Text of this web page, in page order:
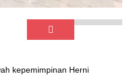
kepemimpinan Herni